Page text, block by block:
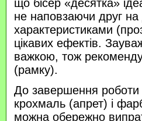
що бісер «десятка»
не наповзаючи друг на
характеристиками
цікавих ефектів.
важкою, тож
(рамку).
До завершення
крохмаль (апрет) і
можна обережно